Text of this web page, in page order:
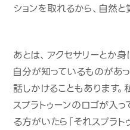
ションを取れるから、自然と
あとは、アクセサリーとか
自分が知っているものがあ
話しかけることもあります
スプラトゥーンのロゴが入
る方がいたら「それスプラト